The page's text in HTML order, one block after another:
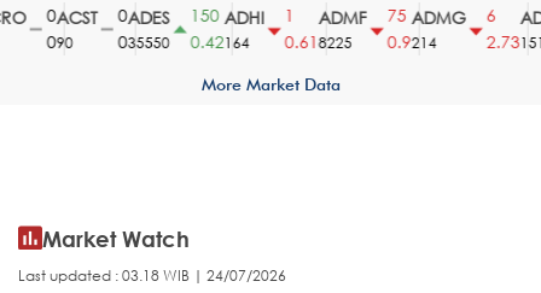
ACST
90
ADES
35550
150
0.42
ADHI
164
0.61
ADMF
8225
75
0.9
ADMG
214
2.731510
More Market Data
Market Watch
Last updated : 03.18 WIB | 24/07/2026